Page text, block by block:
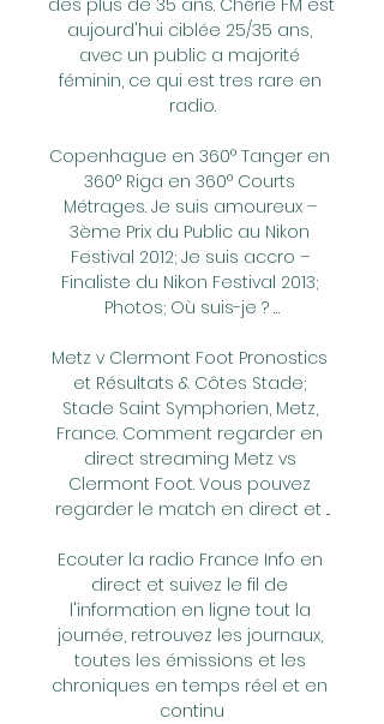
des plus de 35 ans. Chérie FM est
aujourd'hui ciblée 25/35 ans,
avec un public a majorité
féminin, ce qui est tres rare en
radio.
Copenhague en 360° Tanger en
360° Riga en 360° Courts
Métrages. Je suis amoureux –
3ème Prix du Public au Nikon
Festival 2012; Je suis accro –
Finaliste du Nikon Festival 2013;
Photos; Où suis-je ? …
Metz v Clermont Foot Pronostics
et Résultats & Côtes Stade;
Stade Saint Symphorien, Metz,
France. Comment regarder en
direct streaming Metz vs
Clermont Foot. Vous pouvez
regarder le match en direct et ...
Ecouter la radio France Info en
direct et suivez le fil de
l'information en ligne tout la
journée, retrouvez les journaux,
toutes les émissions et les
chroniques en temps réel et en
continu